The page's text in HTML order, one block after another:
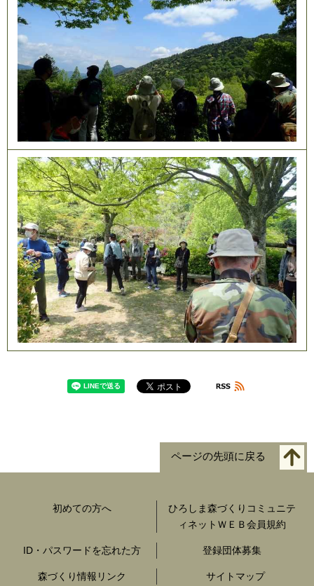
ページの先頭に戻る
初めての方へ
ひろしま森づくりコミュニテ
ィネットＷＥＢ会員規約
ID・パスワードを忘れた方 登録団体募集
森づくり情報リンク サイトマップ